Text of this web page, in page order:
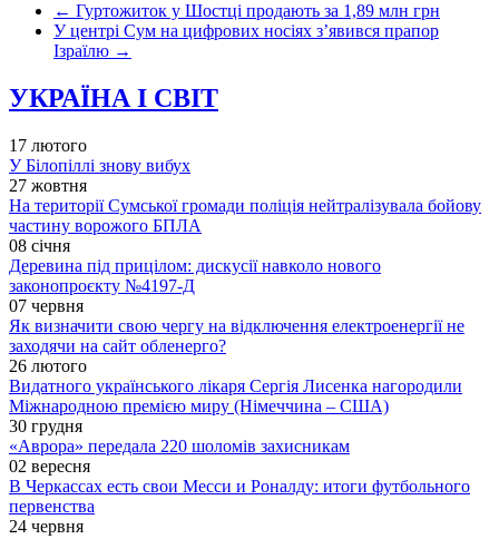
← Гуртожиток у Шостці продають за 1,89 млн грн
У центрі Сум на цифрових носіях з’явився прапор
Ізраїлю →
УКРАЇНА І СВІТ
17 лютого
У Білопіллі знову вибух
27 жовтня
На території Сумської громади поліція нейтралізувала бойову
частину ворожого БПЛА
08 січня
Деревина під прицілом: дискусії навколо нового
законопроєкту №4197-Д
07 червня
Як визначити свою чергу на відключення електроенергії не
заходячи на сайт обленерго?
26 лютого
Видатного українського лікаря Сергія Лисенка нагородили
Міжнародною премією миру (Німеччина – США)
30 грудня
«Аврора» передала 220 шоломів захисникам
02 вересня
В Черкассах есть свои Месси и Роналду: итоги футбольного
первенства
24 червня